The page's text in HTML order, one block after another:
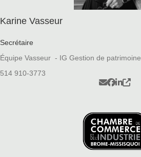
Karine Vasseur
Secrétaire
Équipe Vasseur - IG Gestion de patrimoine
514 910-3773